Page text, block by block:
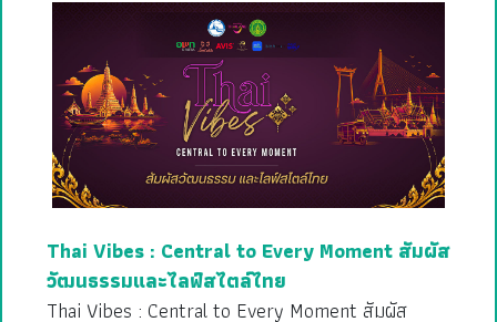
Thai Vibes : Central to Every Moment สัมผัส
วัฒนธรรมและไลฟ์สไตล์ไทย
Thai Vibes : Central to Every Moment สัมผัส